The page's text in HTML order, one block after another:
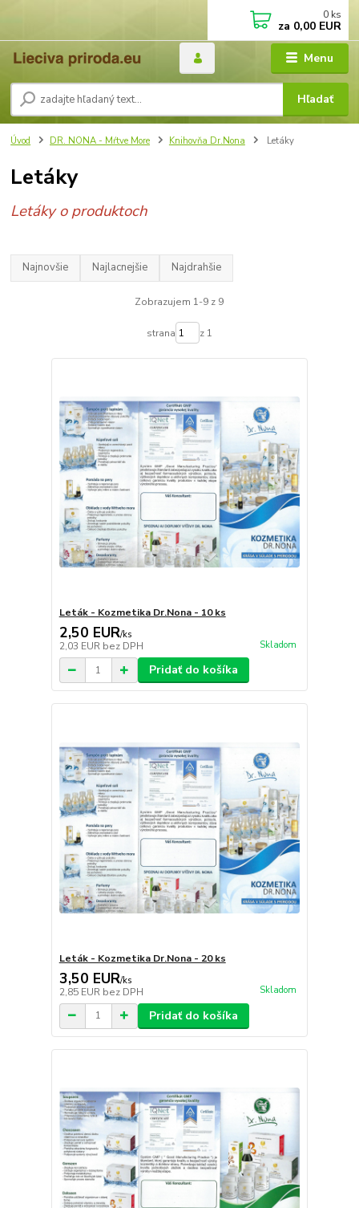
Menu
Hľadať
0 ks
za 0,00 EUR
Úvod DR. NONA - Mŕtve More Knihovňa Dr.Nona Letáky
Letáky
Letáky o produktoch
Najnovšie Najlacnejšie Najdrahšie
Zobrazujem 1-9 z 9
strana z 1
Leták - Kozmetika Dr.Nona - 10 ks
2,50 EUR/ks
2,03 EUR bez DPH Skladom
Pridať do košíka
Leták - Kozmetika Dr.Nona - 20 ks
3,50 EUR/ks
2,85 EUR bez DPH Skladom
Pridať do košíka